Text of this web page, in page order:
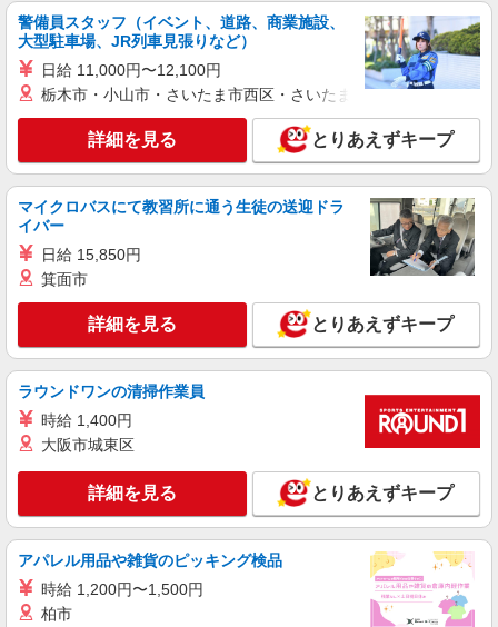
いOK
時給1,500円 交通費：既定支給
山梨県北杜市
キープ 詳細を見る
派遣社員
株式会社綜合キャリアオプション（1314VJ0805G36★25-S-T2）
時給1,600円 交通費：既定支給
詳細を見る
派遣社員
株式会社テクノ・サービス/お仕事No/0847662
収例）（残業・休日出勤手当て等が含まれていま
す） 交通費全額支給
山梨県北杜市 ＊車・バイク通勤OK
キープ 詳細を見る
派遣社員
警備員スタッフ（イベント、道路、商業施設、
大型駐車場、JR列車見張りなど）
日給 11,000円〜12,100円
栃木市・小山市・さいたま市西区・さいたま市岩槻区・久喜市・
詳細を見る とりあえずキープ
マイクロバスにて教習所に通う生徒の送迎ドラ
イバー
日給 15,850円
箕面市
詳細を見る とりあえずキープ
ラウンドワンの清掃作業員
時給 1,400円
大阪市城東区
詳細を見る とりあえずキープ
アパレル用品や雑貨のピッキング検品
時給 1,200円〜1,500円
柏市